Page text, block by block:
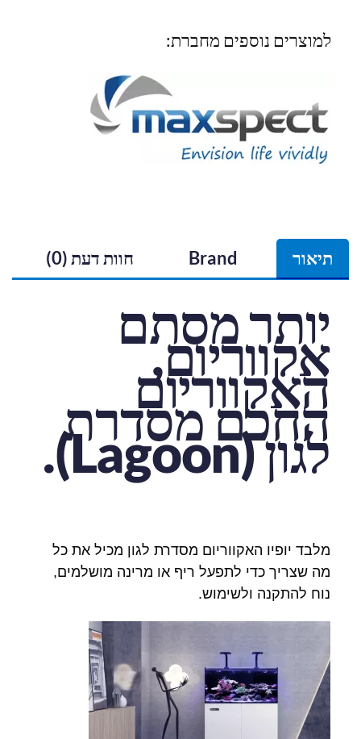
למוצרים נוספים מחברת:
תיאור Brand חוות דעת (0)
יותר מסתם
אקווריום,
האקווריום
החכם מסדרת
לגון (Lagoon).
מלבד יופיו האקווריום מסדרת לגון מכיל את כל
מה שצריך כדי לתפעל ריף או מרינה מושלמים,
נוח להתקנה ולשימוש.